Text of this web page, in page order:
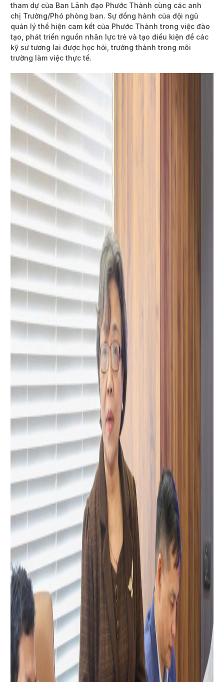
tham dự của Ban Lãnh đạo Phước Thành cùng các anh
chị Trưởng/Phó phòng ban. Sự đồng hành của đội ngũ
quản lý thể hiện cam kết của Phước Thành trong việc đào
tạo, phát triển nguồn nhân lực trẻ và tạo điều kiện để các
kỹ sư tương lai được học hỏi, trưởng thành trong môi
trường làm việc thực tế.